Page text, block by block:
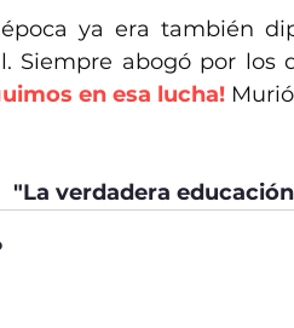
ya era también
Siempre abogó por los
en esa lucha!
"La verdadera